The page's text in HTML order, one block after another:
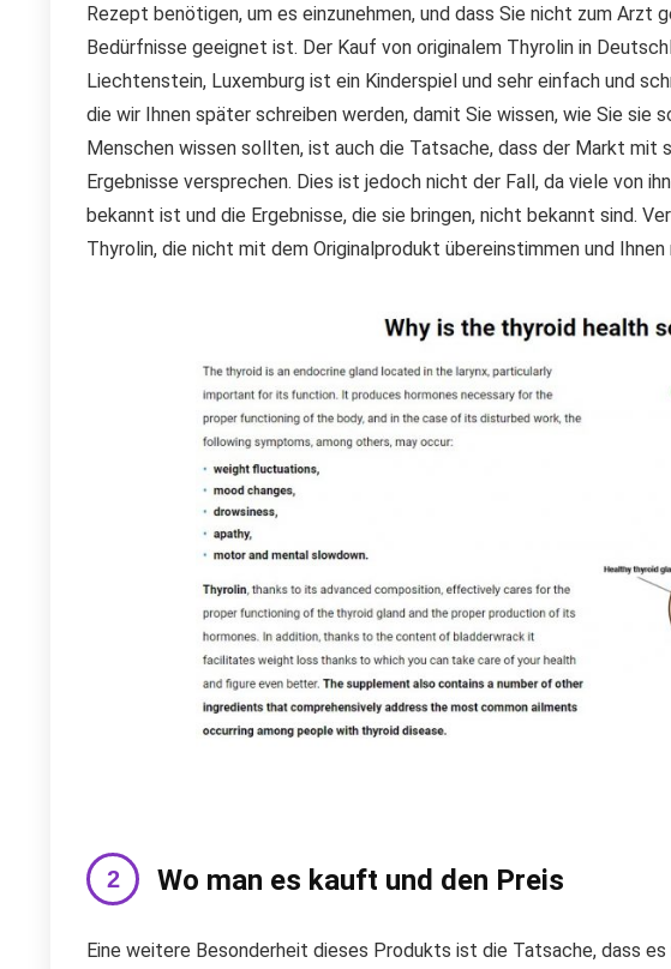
Rezept benötigen, um es einzunehmen, und dass Sie nicht zum Arzt
Bedürfnisse geeignet ist. Der Kauf von originalem Thyrolin in
Liechtenstein, Luxemburg ist ein Kinderspiel und sehr einfach und
die wir Ihnen später schreiben werden, damit Sie wissen, wie Sie sie
Menschen wissen sollten, ist auch die Tatsache, dass der Markt
Ergebnisse versprechen. Dies ist jedoch nicht der Fall, da viele von
bekannt ist und die Ergebnisse, die sie bringen, nicht bekannt sind.
Thyrolin, die nicht mit dem Originalprodukt übereinstimmen und
Wo man es kauft und den Preis
Eine weitere Besonderheit dieses Produkts ist die Tatsache, dass